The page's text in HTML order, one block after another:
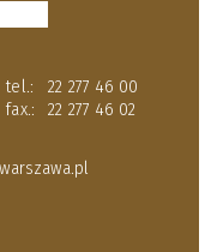
tel.:
22 277 46 00
fax.:
22 277 46 02